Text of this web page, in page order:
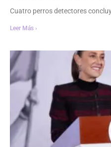
Cuatro perros detectores
Leer Más ›